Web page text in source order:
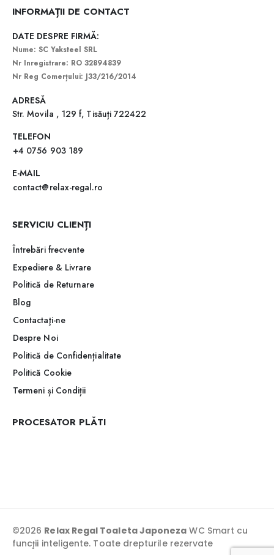
INFORMAȚII DE CONTACT
DATE DESPRE FIRMĂ:
Nume: SC Yaksteel SRL
Nr Inregistrare: RO 32894839
Nr Reg Comerțului: J33/216/2014
ADRESĂ
Str. Movila , 129 f, Tisăuți 722422
TELEFON
+4 0756 903 189
E-MAIL
contact@relax-regal.ro
SERVICIU CLIENȚI
Întrebări frecvente
Expediere & Livrare
Politică de Returnare
Blog
Contactaţi-ne
Despre Noi
Politică de Confidențialitate
Politică Cookie
Termeni și Condiții
PROCESATOR PLĂTI
©2026 Relax Regal Toaleta Japoneza WC Smart cu
funcţii inteligente. Toate drepturile rezervate